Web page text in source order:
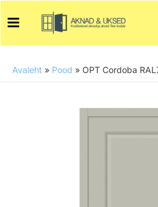
Menu
Avaleht » Pood » OPT Cordoba